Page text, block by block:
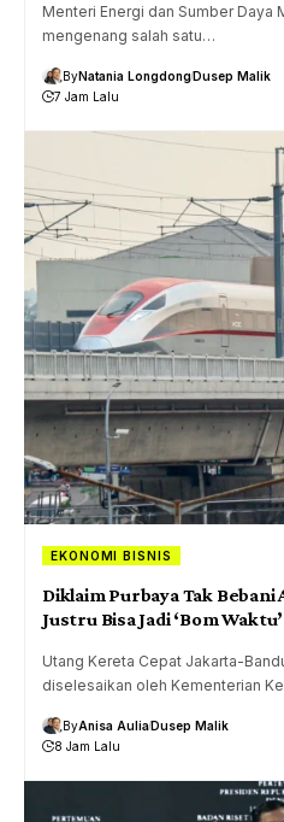
Menteri Energi dan Sumber Daya
mengenang salah satu…
ByNatania LongdongDusep Malik
7 Jam Lalu
EKONOMI BISNIS
Diklaim Purbaya Tak Bebani
Justru Bisa Jadi ‘Bom Waktu’
Utang Kereta Cepat Jakarta-
diselesaikan oleh Kementerian
ByAnisa AuliaDusep Malik
8 Jam Lalu